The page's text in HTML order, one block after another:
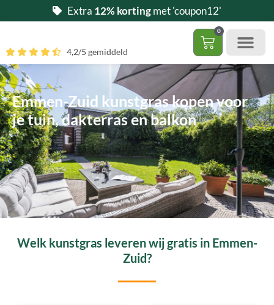
naar
inhoud
Extra 12% kortingmet 'coupon12'
0
4,2/5 gemiddeld
Emmen-Zuid kunstgras kopen voor
je tuin, dakterras en balkon
Welk kunstgras leveren wij gratis in Emmen-
Zuid?